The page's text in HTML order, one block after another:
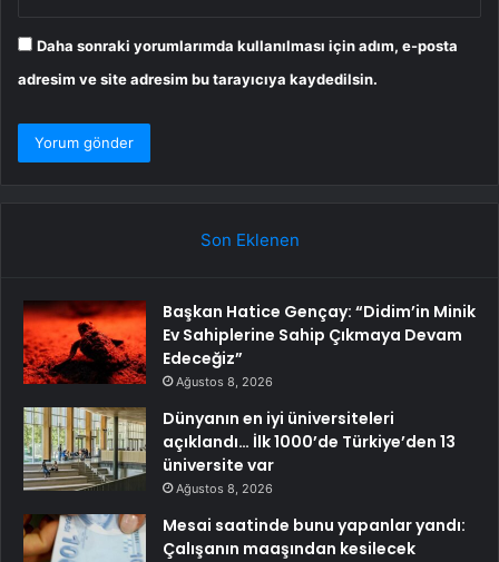
Daha sonraki yorumlarımda kullanılması için adım, e-posta
adresim ve site adresim bu tarayıcıya kaydedilsin.
Son Eklenen
Başkan Hatice Gençay: “Didim’in Minik
Ev Sahiplerine Sahip Çıkmaya Devam
Edeceğiz”
Ağustos 8, 2026
Dünyanın en iyi üniversiteleri
açıklandı… İlk 1000’de Türkiye’den 13
üniversite var
Ağustos 8, 2026
Mesai saatinde bunu yapanlar yandı:
Çalışanın maaşından kesilecek